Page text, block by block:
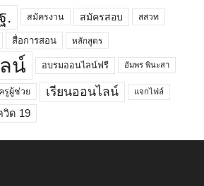
. สมัครงาน สมัครสอบ สสวท
สื่อการสอน หลักสูตร
น์ อบรมออนไลน์ฟรี อัมพร พินะสา
รูผู้ช่วย เรียนออนไลน์ แจกไฟล์
วิด 19